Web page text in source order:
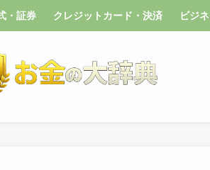
・証券 クレジットカード・決済 ビジ